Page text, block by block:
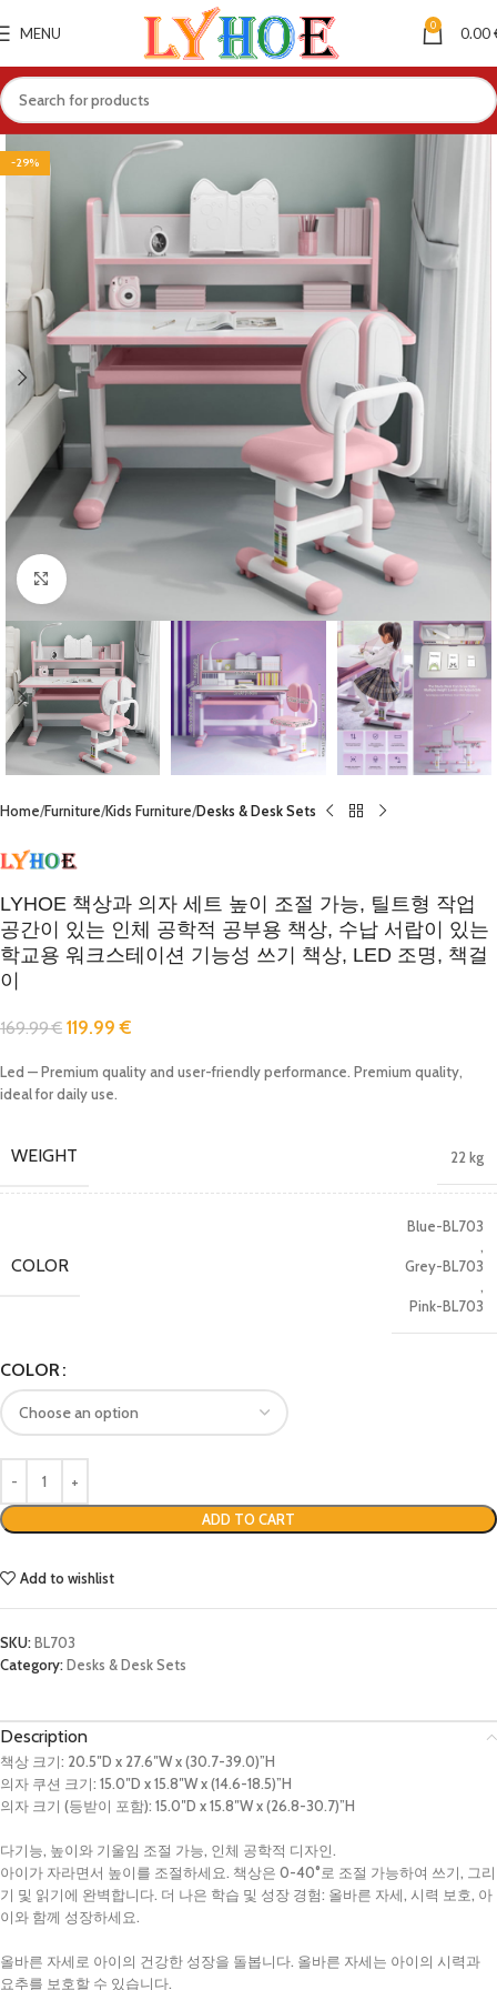
MENU 0 0.00
-29%
Click to enlarge
Home Furniture Kids Furniture Desks & Desk Sets
LYHOE 책상과 의자 세트 높이 조절 가능, 틸트형 작업
공간이 있는 인체 공학적 공부용 책상, 수납 서랍이 있는
학교용 워크스테이션 기능성 쓰기 책상, LED 조명, 책걸
이
169.99€ 119.99€
Led — Premium quality and user-friendly performance. Premium quality,
ideal for daily use.
WEIGHT 22 kg
COLOR
Blue-BL703
,
Grey-BL703
,
Pink-BL703
COLOR
ADD TO CART
Add to wishlist
SKU:BL703
Category:Desks & Desk Sets
Description
책상 크기: 20.5″D x 27.6″W x (30.7-39.0)”H
의자 쿠션 크기: 15.0″D x 15.8″W x (14.6-18.5)”H
의자 크기 (등받이 포함): 15.0″D x 15.8″W x (26.8-30.7)”H
다기능, 높이와 기울임 조절 가능, 인체 공학적 디자인.
아이가 자라면서 높이를 조절하세요. 책상은 0-40°로 조절 가능하여 쓰기, 그리
기 및 읽기에 완벽합니다. 더 나은 학습 및 성장 경험: 올바른 자세, 시력 보호, 아
이와 함께 성장하세요.
올바른 자세로 아이의 건강한 성장을 돌봅니다. 올바른 자세는 아이의 시력과
요추를 보호할 수 있습니다.